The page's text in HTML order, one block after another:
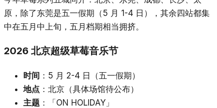
原，除了东莞是五一假期（5 月 1-4 日），其余四站都集
中在五月中上旬，五月档期相当拥挤。
2026 北京超级草莓音乐节
时间 ：5 月 2-4 日（五一假期）
地点 ：北京（具体场馆待公布）
主题 ：「ON HOLIDAY」